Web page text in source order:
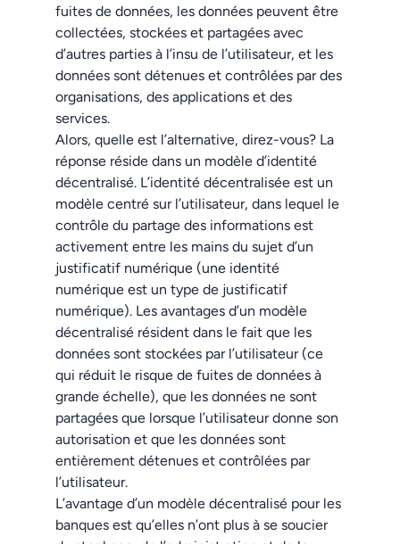
fuites de données, les données peuvent être
collectées, stockées et partagées avec
d’autres parties à l’insu de l’utilisateur, et les
données sont détenues et contrôlées par des
organisations, des applications et des
services.
Alors, quelle est l’alternative, direz-vous? La
réponse réside dans un modèle d’identité
décentralisé. L’identité décentralisée est un
modèle centré sur l’utilisateur, dans lequel le
contrôle du partage des informations est
activement entre les mains du sujet d’un
justificatif numérique (une identité
numérique est un type de justificatif
numérique). Les avantages d’un modèle
décentralisé résident dans le fait que les
données sont stockées par l’utilisateur (ce
qui réduit le risque de fuites de données à
grande échelle), que les données ne sont
partagées que lorsque l’utilisateur donne son
autorisation et que les données sont
entièrement détenues et contrôlées par
l’utilisateur.
L’avantage d’un modèle décentralisé pour les
banques est qu’elles n’ont plus à se soucier